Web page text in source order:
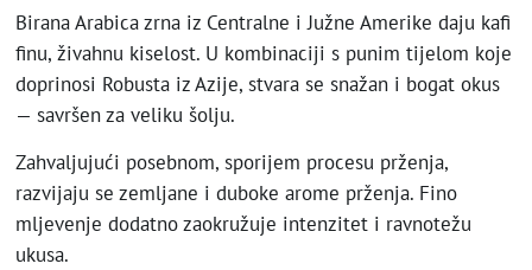
Birana Arabica zrna iz Centralne i Južne Amerike daju kafi
finu, živahnu kiselost. U kombinaciji s punim tijelom koje
doprinosi Robusta iz Azije, stvara se snažan i bogat okus
— savršen za veliku šolju.
Zahvaljujući posebnom, sporijem procesu prženja,
razvijaju se zemljane i duboke arome prženja. Fino
mljevenje dodatno zaokružuje intenzitet i ravnotežu
ukusa.